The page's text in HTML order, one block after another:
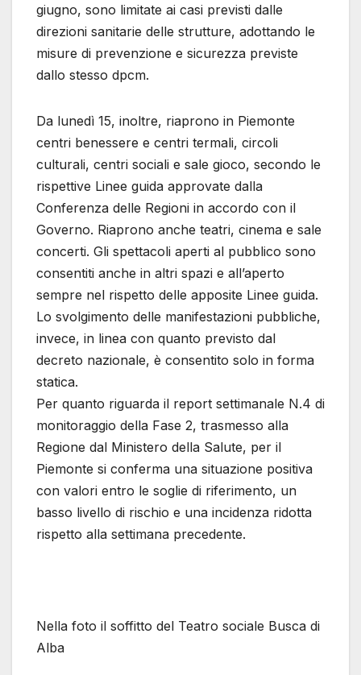
giugno, sono limitate ai casi previsti dalle
direzioni sanitarie delle strutture, adottando le
misure di prevenzione e sicurezza previste
dallo stesso dpcm.
Da lunedì 15, inoltre, riaprono in Piemonte
centri benessere e centri termali, circoli
culturali, centri sociali e sale gioco, secondo le
rispettive Linee guida approvate dalla
Conferenza delle Regioni in accordo con il
Governo. Riaprono anche teatri, cinema e sale
concerti. Gli spettacoli aperti al pubblico sono
consentiti anche in altri spazi e all’aperto
sempre nel rispetto delle apposite Linee guida.
Lo svolgimento delle manifestazioni pubbliche,
invece, in linea con quanto previsto dal
decreto nazionale, è consentito solo in forma
statica.
Per quanto riguarda il report settimanale N.4 di
monitoraggio della Fase 2, trasmesso alla
Regione dal Ministero della Salute, per il
Piemonte si conferma una situazione positiva
con valori entro le soglie di riferimento, un
basso livello di rischio e una incidenza ridotta
rispetto alla settimana precedente.
Nella foto il soffitto del Teatro sociale Busca di
Alba